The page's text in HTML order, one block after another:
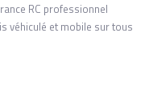
RC professionnel
véhiculé et mobile sur tous